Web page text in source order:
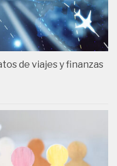
de viajes y finanzas